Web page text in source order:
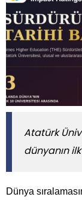
Atatürk
dünyanın
Dünya